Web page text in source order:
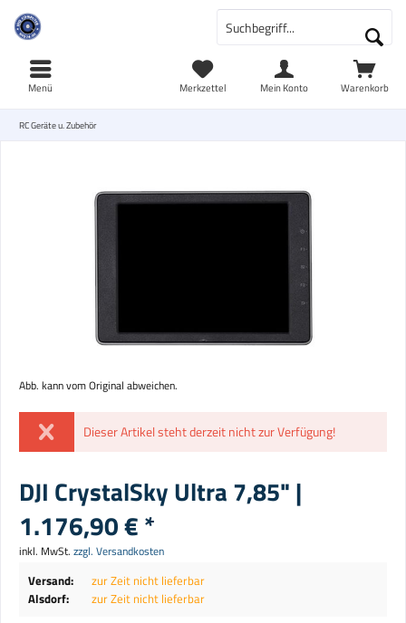
Warenkorb
Merkzettel Mein Konto
Menü
RC Geräte u. Zubehör
Abb. kann vom Original abweichen.
Dieser Artikel steht derzeit nicht zur Verfügung!
DJI CrystalSky Ultra 7,85" |
1.176,90 € *
inkl. MwSt. zzgl. Versandkosten
Versand:
zur Zeit nicht lieferbar
Alsdorf:
zur Zeit nicht lieferbar